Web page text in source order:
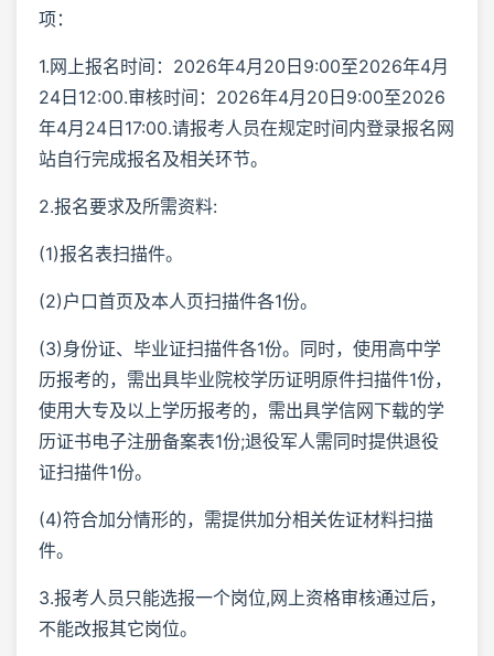
项：
1.网上报名时间：2026年4月20日9:00至2026年4月
24日12:00.审核时间：2026年4月20日9:00至2026
年4月24日17:00.请报考人员在规定时间内登录报名网
站自行完成报名及相关环节。
2.报名要求及所需资料:
(1)报名表扫描件。
(2)户口首页及本人页扫描件各1份。
(3)身份证、毕业证扫描件各1份。同时，使用高中学
历报考的，需出具毕业院校学历证明原件扫描件1份，
使用大专及以上学历报考的，需出具学信网下载的学
历证书电子注册备案表1份;退役军人需同时提供退役
证扫描件1份。
(4)符合加分情形的，需提供加分相关佐证材料扫描
件。
3.报考人员只能选报一个岗位,网上资格审核通过后，
不能改报其它岗位。